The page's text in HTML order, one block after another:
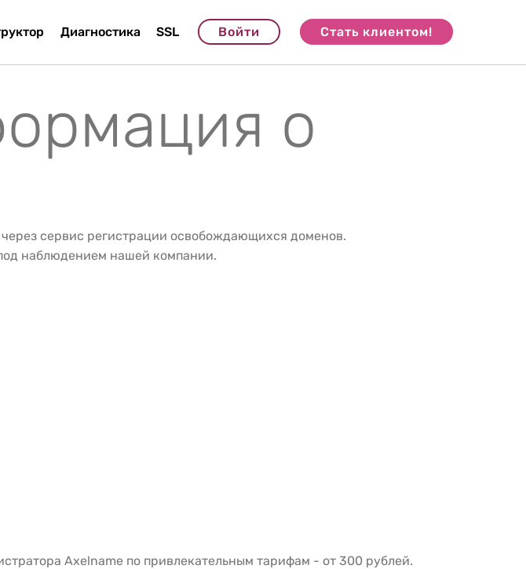
Диагностика SSL Войти Стать клиентом!
о
сервис регистрации освобождающихся доменов.
наблюдением нашей компании.
Axelname по привлекательным тарифам - от 300 рублей.